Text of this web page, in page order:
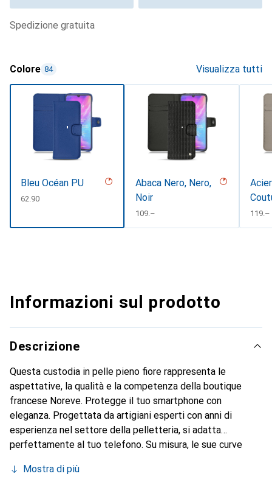
spedizione gratuita
Colore 84 Visualizza tutti
Bleu Océan PU
CHF
62.90
Abaca Nero, Nero,
Noir
CHF
109.– CHF
119.–
Informazioni sul prodotto
Descrizione
Questa custodia in pelle pieno fiore rappresenta le
aspettative, la qualità e la competenza della boutique
francese Noreve. Protegge il tuo smartphone con
eleganza. Progettata da artigiani esperti con anni di
esperienza nel settore della pelletteria, si adatta
perfettamente al tuo telefono. Su misura, le sue curve
un accessorio elegante e indispensabile per il tuo
Mostra di più